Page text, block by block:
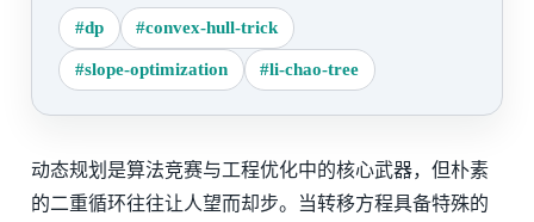
#dp #convex-hull-trick
#slope-optimization #li-chao-tree
动态规划是算法竞赛与工程优化中的核心武器，但朴素
的二重循环往往让人望而却步。当转移方程具备特殊的